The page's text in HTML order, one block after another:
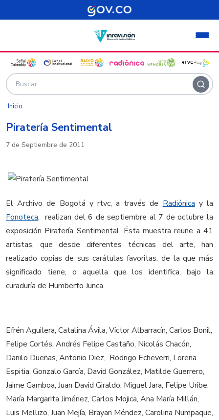
Pasar al contenido principal
Inicio
Piratería Sentimental
7 de Septiembre de 2011
El Archivo de Bogotá y rtvc, a través de Radiónica y la
Fonoteca, realizan del 6 de septiembre al 7 de octubre la
exposición Piratería Sentimental. Ésta muestra reune a 41
artistas, que desde diferentes técnicas del arte, han
realizado copias de sus carátulas favoritas, de la que más
significado tiene, o aquella que los identifica, bajo la
curaduría de Humberto Junca.
Efrén Aguilera, Catalina Ávila, Víctor Albarracín, Carlos Bonil,
Felipe Cortés, Andrés Felipe Castaño, Nicolás Chacón,
Danilo Dueñas, Antonio Diez, Rodrigo Echeverri, Lorena
Espitia, Gonzalo García, David González, Matilde Guerrero,
Jaime Gamboa, Juan David Giraldo, Miguel Jara, Felipe Uribe,
María Margarita Jiménez, Carlos Mojica, Ana María Millán,
Luis Mellizo, Juan Mejía, Brayan Méndez, Carolina Numpaque,